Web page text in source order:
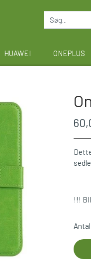
HUAWEI ONEPLUS
!!!
Antal